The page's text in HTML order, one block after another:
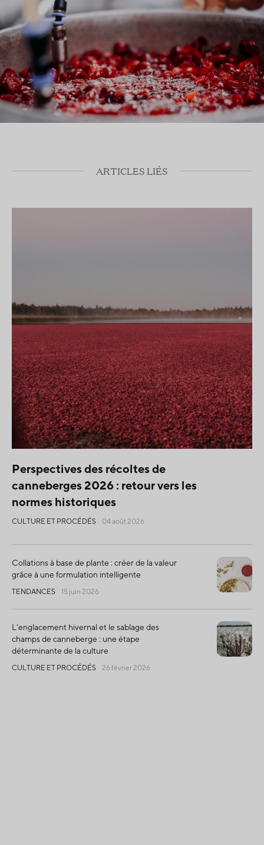
ARTICLES LIÉS
Perspectives des récoltes de
canneberges 2026 : retour vers les
normes historiques
CULTURE ET PROCÉDÉS 04 août 2026
Collations à base de plante : créer de la valeur
grâce à une formulation intelligente
TENDANCES 15 juin 2026
L’englacement hivernal et le sablage des
champs de canneberge : une étape
déterminante de la culture
CULTURE ET PROCÉDÉS 26 février 2026